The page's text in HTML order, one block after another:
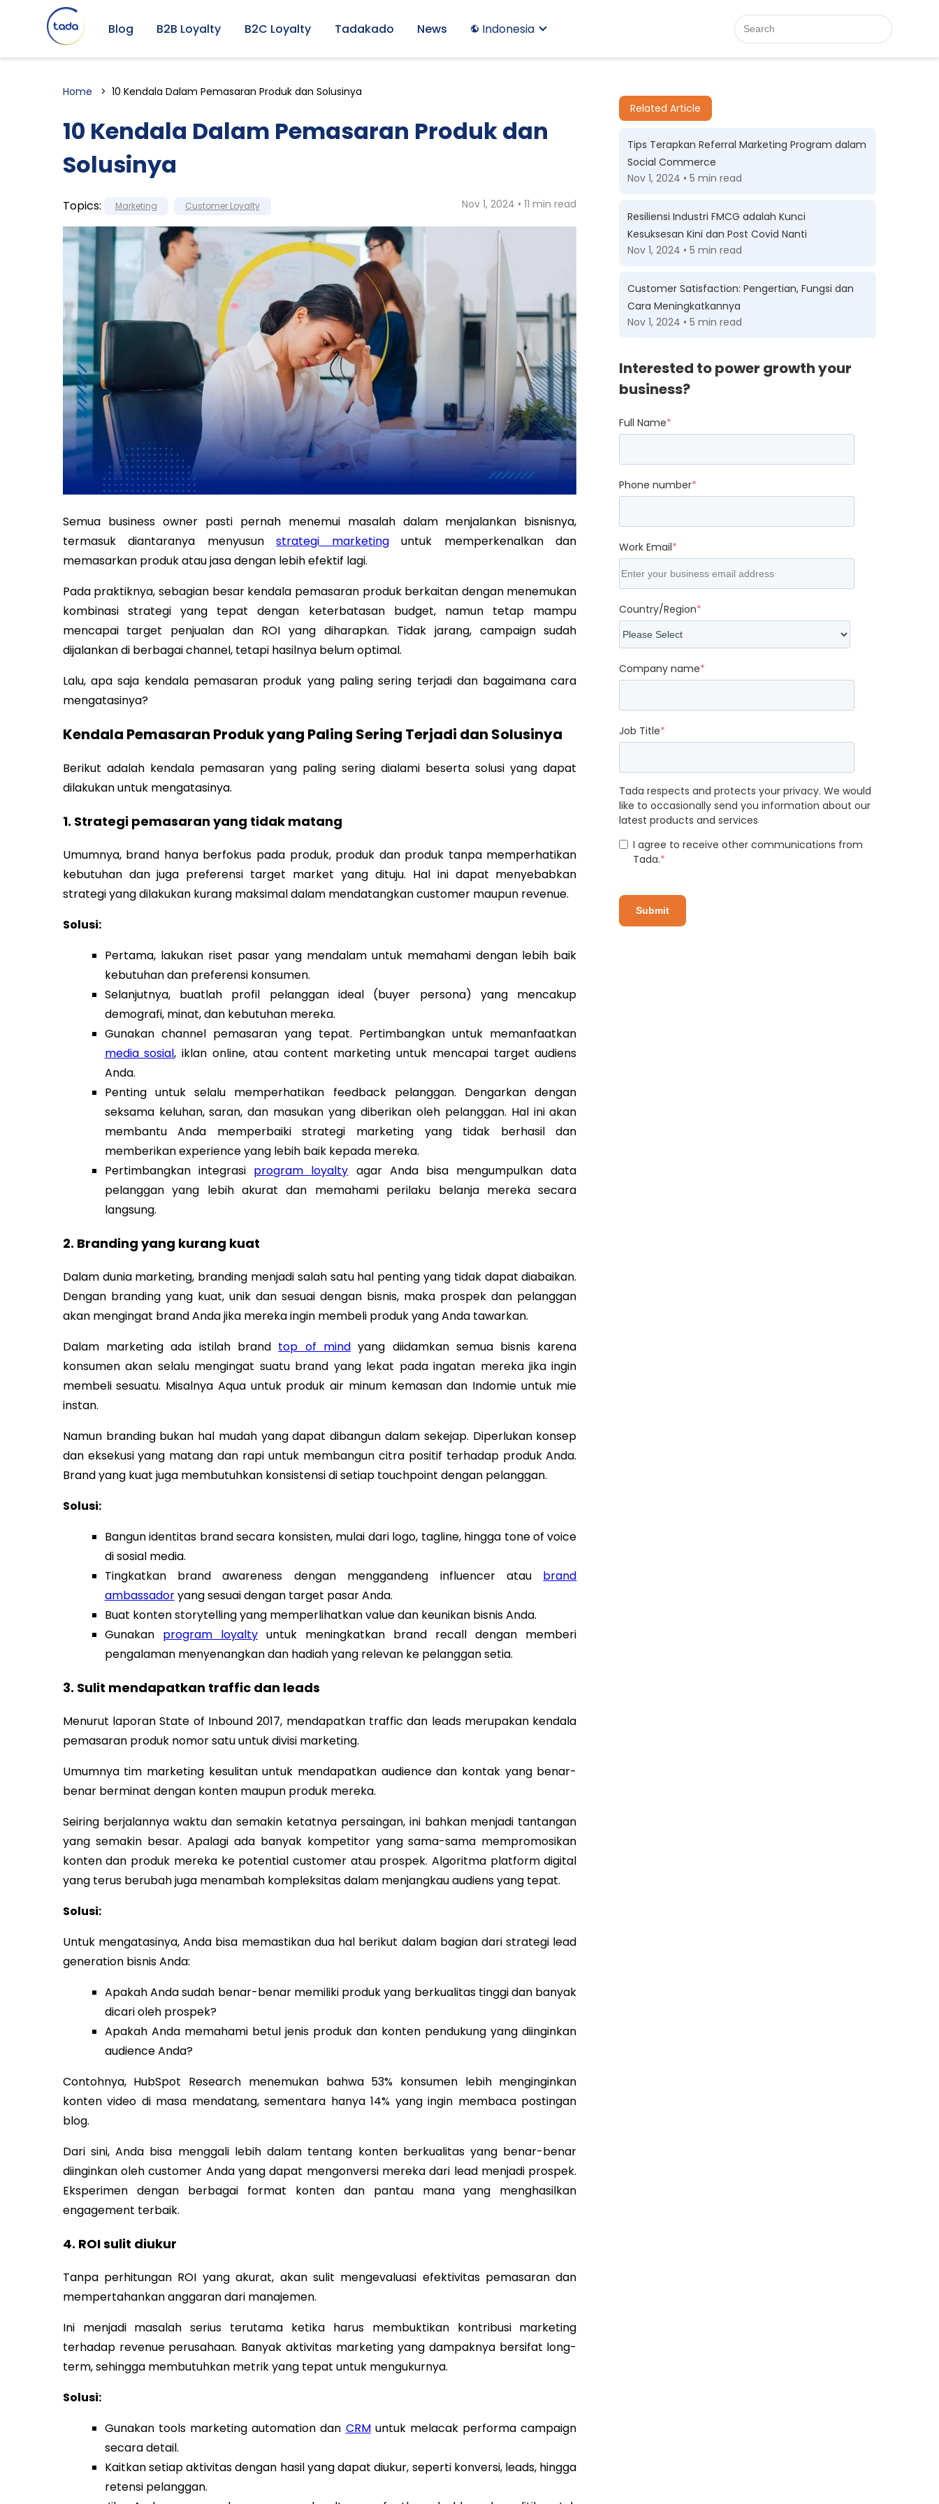
Blog B2B Loyalty B2C Loyalty Tadakado News Indonesia
Home 10 Kendala Dalam Pemasaran Produk dan Solusinya
10 Kendala Dalam Pemasaran Produk dan
Solusinya
Topics: Marketing Customer Loyalty Nov 1, 2024 • 11 min read
Semua business owner pasti pernah menemui masalah dalam menjalankan bisnisnya,
termasuk diantaranya menyusunstrategi marketinguntuk memperkenalkan dan
memasarkan produk atau jasa dengan lebih efektif lagi.
Pada praktiknya, sebagian besar kendala pemasaran produk berkaitan dengan menemukan
kombinasi strategi yang tepat dengan keterbatasan budget, namun tetap mampu
mencapai target penjualan dan ROI yang diharapkan. Tidak jarang, campaign sudah
dijalankan di berbagai channel, tetapi hasilnya belum optimal.
Lalu, apa saja kendala pemasaran produk yang paling sering terjadi dan bagaimana cara
mengatasinya?
Kendala Pemasaran Produk yang Paling Sering Terjadi dan Solusinya
Berikut adalah kendala pemasaran yang paling sering dialami beserta solusi yang dapat
dilakukan untuk mengatasinya.
1. Strategi pemasaran yang tidak matang
Umumnya, brand hanya berfokus pada produk, produk dan produk tanpa memperhatikan
kebutuhan dan juga preferensi target market yang dituju. Hal ini dapat menyebabkan
strategi yang dilakukan kurang maksimal dalam mendatangkan customer maupun revenue.
Solusi:
Pertama, lakukan riset pasar yang mendalam untuk memahami dengan lebih baik
kebutuhan dan preferensi konsumen.
Selanjutnya, buatlah profil pelanggan ideal (buyer persona) yang mencakup
demografi, minat, dan kebutuhan mereka.
Gunakan channel pemasaran yang tepat. Pertimbangkan untuk memanfaatkan
media sosial, iklan online, atau content marketing untuk mencapai target audiens
Anda.
Penting untuk selalu memperhatikan feedback pelanggan. Dengarkan dengan
seksama keluhan, saran, dan masukan yang diberikan oleh pelanggan. Hal ini akan
membantu Anda memperbaiki strategi marketing yang tidak berhasil dan
memberikan experience yang lebih baik kepada mereka.
Pertimbangkan integrasi program loyalty agar Anda bisa mengumpulkan data
pelanggan yang lebih akurat dan memahami perilaku belanja mereka secara
langsung.
2. Branding yang kurang kuat
Dalam dunia marketing, branding menjadi salah satu hal penting yang tidak dapat diabaikan.
Dengan branding yang kuat, unik dan sesuai dengan bisnis, maka prospek dan pelanggan
akan mengingat brand Anda jika mereka ingin membeli produk yang Anda tawarkan.
Dalam marketing ada istilah brand top of mindyang diidamkan semua bisnis karena
konsumen akan selalu mengingat suatu brand yang lekat pada ingatan mereka jika ingin
membeli sesuatu. Misalnya Aqua untuk produk air minum kemasan dan Indomie untuk mie
instan.
Namun branding bukan hal mudah yang dapat dibangun dalam sekejap. Diperlukan konsep
dan eksekusi yang matang dan rapi untuk membangun citra positif terhadap produk Anda.
Brand yang kuat juga membutuhkan konsistensi di setiap touchpoint dengan pelanggan.
Solusi:
Bangun identitas brand secara konsisten, mulai dari logo, tagline, hingga tone of voice
di sosial media.
Tingkatkan brand awareness dengan menggandeng influencer atau brand
ambassadoryang sesuai dengan target pasar Anda.
Buat konten storytelling yang memperlihatkan value dan keunikan bisnis Anda.
Gunakan program loyaltyuntuk meningkatkan brand recall dengan memberi
pengalaman menyenangkan dan hadiah yang relevan ke pelanggan setia.
3. Sulit mendapatkan traffic dan leads
Menurut laporan State of Inbound 2017, mendapatkan traffic dan leads merupakan kendala
pemasaran produk nomor satu untuk divisi marketing.
Umumnya tim marketing kesulitan untuk mendapatkan audience dan kontak yang benar-
benar berminat dengan konten maupun produk mereka.
Seiring berjalannya waktu dan semakin ketatnya persaingan, ini bahkan menjadi tantangan
yang semakin besar. Apalagi ada banyak kompetitor yang sama-sama mempromosikan
konten dan produk mereka ke potential customer atau prospek. Algoritma platform digital
yang terus berubah juga menambah kompleksitas dalam menjangkau audiens yang tepat.
Solusi:
Untuk mengatasinya, Anda bisa memastikan dua hal berikut dalam bagian dari strategi lead
generation bisnis Anda:
Apakah Anda sudah benar-benar memiliki produk yang berkualitas tinggi dan banyak
dicari oleh prospek?
Apakah Anda memahami betul jenis produk dan konten pendukung yang diinginkan
audience Anda?
Contohnya, HubSpot Research menemukan bahwa 53% konsumen lebih menginginkan
konten video di masa mendatang, sementara hanya 14% yang ingin membaca postingan
blog.
Dari sini, Anda bisa menggali lebih dalam tentang konten berkualitas yang benar-benar
diinginkan oleh customer Anda yang dapat mengonversi mereka dari lead menjadi prospek.
Eksperimen dengan berbagai format konten dan pantau mana yang menghasilkan
engagement terbaik.
4. ROI sulit diukur
Tanpa perhitungan ROI yang akurat, akan sulit mengevaluasi efektivitas pemasaran dan
mempertahankan anggaran dari manajemen.
Ini menjadi masalah serius terutama ketika harus membuktikan kontribusi marketing
terhadap revenue perusahaan. Banyak aktivitas marketing yang dampaknya bersifat long-
term, sehingga membutuhkan metrik yang tepat untuk mengukurnya.
Solusi:
Gunakan tools marketing automation dan CRMuntuk melacak performa campaign
secara detail.
Kaitkan setiap aktivitas dengan hasil yang dapat diukur, seperti konversi, leads, hingga
retensi pelanggan.
Related Article
Tips Terapkan Referral Marketing Program dalam
Social Commerce
Nov 1, 2024 • 5 min read
Resiliensi Industri FMCG adalah Kunci
Kesuksesan Kini dan Post Covid Nanti
Nov 1, 2024 • 5 min read
Customer Satisfaction: Pengertian, Fungsi dan
Cara Meningkatkannya
Nov 1, 2024 • 5 min read
Interested to power growth your
business?
Full Name*
Phone number*
Work Email*
Country/Region*
Company name*
Job Title*
Tada respects and protects your privacy. We would
like to occasionally send you information about our
latest products and services
I agree to receive other communications from
Tada.*